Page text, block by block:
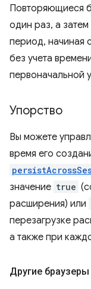
Повторяющиеся
один раз, а
период, начиная
без учета
первоначальной
Упорство
Вы можете
время его
значение true
расширения) или
перезагрузке
а также при
Другие